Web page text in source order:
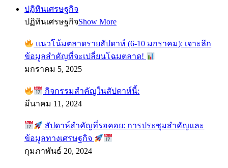
ปฏิทินเศรษฐกิจ
ปฏิทินเศรษฐกิจShow More
แนวโน้มตลาดรายสัปดาห์ (6-10 มกราคม): เจาะลึก
ข้อมูลสำคัญที่จะเปลี่ยนโฉมตลาด!
มกราคม 5, 2025
กิจกรรมสำคัญในสัปดาห์นี้:
มีนาคม 11, 2024
สัปดาห์สำคัญที่รอคอย: การประชุมสำคัญและ
ข้อมูลทางเศรษฐกิจ
กุมภาพันธ์ 20, 2024